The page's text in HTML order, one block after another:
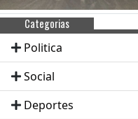
Categorias
Politica
Social
Deportes